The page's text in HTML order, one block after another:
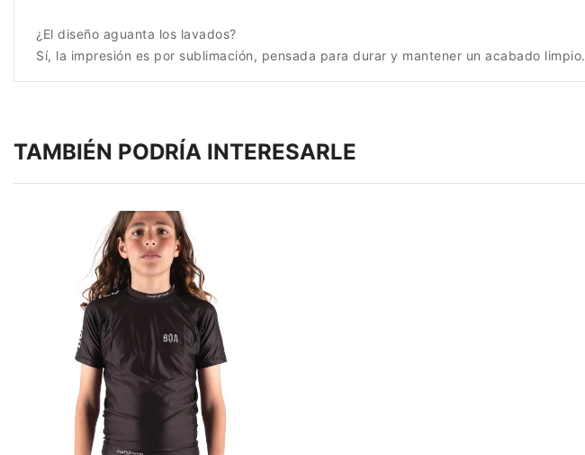
¿El diseño aguanta los lavados?
Sí, la impresión es por sublimación, pensada para durar y mantener un acabado limpio.
TAMBIÉN PODRÍA INTERESARLE